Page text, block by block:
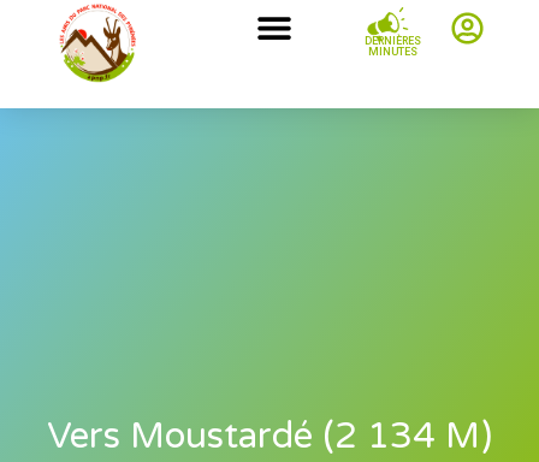
DERNIÈRES
MINUTES
Vers Moustardé (2 134 M)